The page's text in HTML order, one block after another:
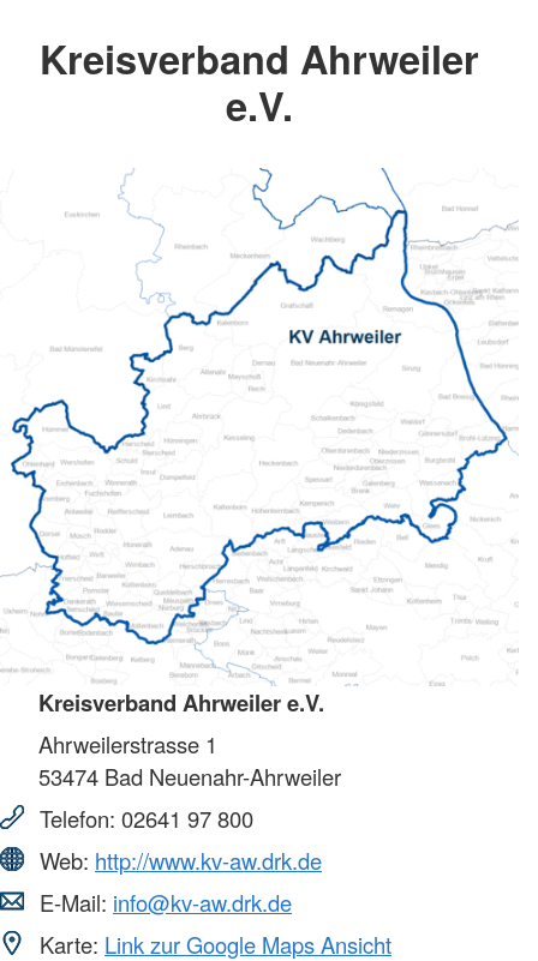
Kreisverband Ahrweiler
e.V.
Kreisverband Ahrweiler e.V.
Ahrweilerstrasse 1
53474 Bad Neuenahr-Ahrweiler
Telefon: 02641 97 800
Web: http://www.kv-aw.drk.de
E-Mail: info@kv-aw.drk.de
Karte: Link zur Google Maps Ansicht